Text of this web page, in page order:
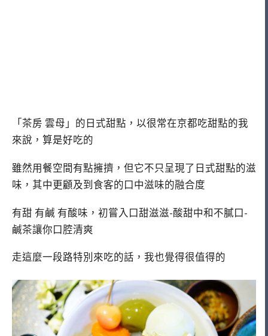
「茶房 雲母」的日式甜點，以很常在京都吃甜點的我
來說，算是好吃的
雖然用餐空間有點擁擠，但它不只呈現了日式甜點的滋
味，其中更顧及到食客的口中滋味的融合度
有甜 有鹹 有酸味，初嘗入口甜滋滋-酸甜中和不膩口-
鹹茶讓你口腔清爽
走這麼一段路特別來吃的話，我也覺得很值得的